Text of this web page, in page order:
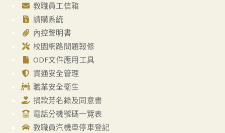
教職員工信箱
請購系統
內控聲明書
校園網路問題報修
ODF文件應用工具
資通安全管理
職業安全衛生
捐款芳名錄及同意書
電話分機號碼一覽表
教職員汽機車停車登記